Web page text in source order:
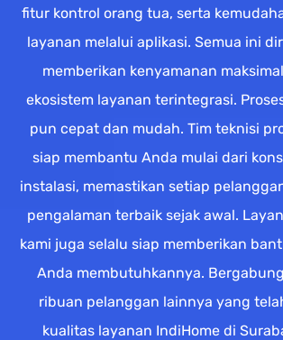
fitur kontrol orang tua, serta
layanan melalui aplikasi. Semua ini
memberikan kenyamanan
ekosistem layanan terintegrasi.
pun cepat dan mudah. Tim teknisi
siap membantu Anda mulai dari
instalasi, memastikan setiap
pengalaman terbaik sejak awal.
kami juga selalu siap memberikan
Anda membutuhkannya.
ribuan pelanggan lainnya yang
kualitas layanan IndiHome di